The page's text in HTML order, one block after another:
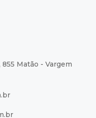
Matão - Vargem